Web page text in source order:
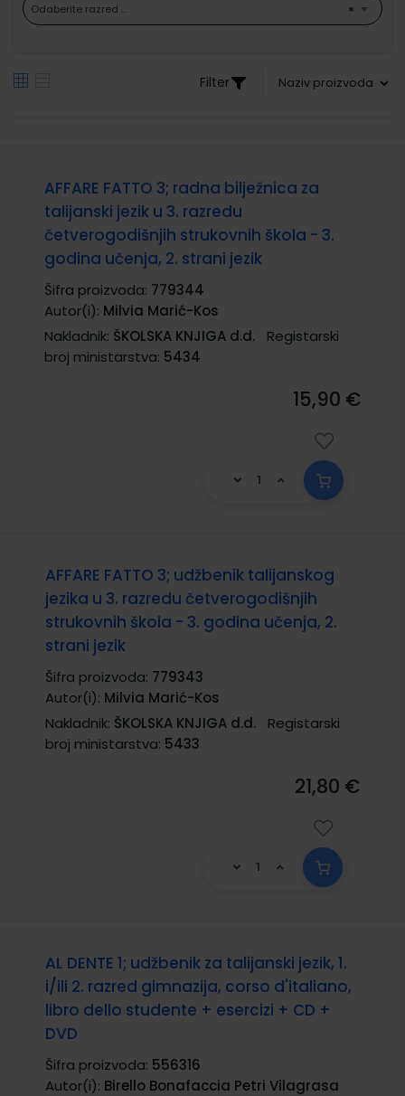
×
Odaberite razred ...
Filter
AFFARE FATTO 3; radna bilježnica za
talijanski jezik u 3. razredu
četverogodišnjih strukovnih škola - 3.
godina učenja, 2. strani jezik
Šifra proizvoda: 779344
Autor(i): Milvia Marić-Kos
Nakladnik: ŠKOLSKA KNJIGA d.d.
Registarski
broj ministarstva: 5434
15,90 €
AFFARE FATTO 3; udžbenik talijanskog
jezika u 3. razredu četverogodišnjih
strukovnih škola - 3. godina učenja, 2.
strani jezik
Šifra proizvoda: 779343
Autor(i): Milvia Marić-Kos
Nakladnik: ŠKOLSKA KNJIGA d.d.
Registarski
broj ministarstva: 5433
21,80 €
AL DENTE 1; udžbenik za talijanski jezik, 1.
i/ili 2. razred gimnazija, corso d'italiano,
libro dello studente + esercizi + CD +
DVD
Šifra proizvoda: 556316
Autor(i): Birello Bonafaccia Petri Vilagrasa